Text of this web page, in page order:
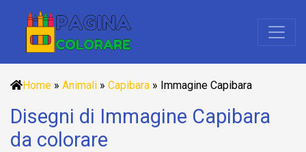
Home » Animali » Capibara » Immagine Capibara
Disegni di Immagine Capibara
da colorare